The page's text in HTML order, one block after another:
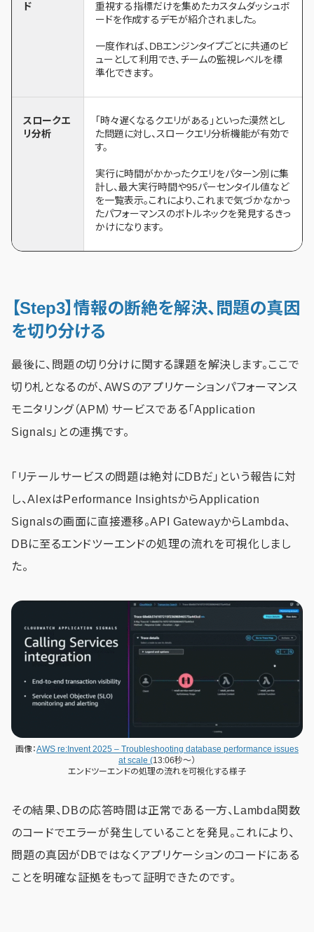
ド
重視する指標だけを集めたカスタムダッシュボ
ードを作成するデモが紹介されました。
一度作れば、DBエンジンタイプごとに共通のビ
ューとして利用でき、チームの監視レベルを標
準化できます。
スロークエ
リ分析
「時々遅くなるクエリがある」といった漠然とし
た問題に対し、スロークエリ分析機能が有効で
す。
実行に時間がかかったクエリをパターン別に集
計し、最大実行時間や95パーセンタイル値など
を一覧表示。これにより、これまで気づかなかっ
たパフォーマンスのボトルネックを発見するきっ
かけになります。
【Step3】情報の断絶を解決、問題の真因
を切り分ける
最後に、問題の切り分けに関する課題を解決します。ここで
切り札となるのが、AWSのアプリケーションパフォーマンス
モニタリング（APM）サービスである「Application
Signals」との連携です。
「リテールサービスの問題は絶対にDBだ」という報告に対
し、AlexはPerformance InsightsからApplication
Signalsの画面に直接遷移。API GatewayからLambda、
DBに至るエンドツーエンドの処理の流れを可視化しまし
た。
画像：AWS re:Invent 2025 – Troubleshooting database performance issues
at scale (13:06秒～）
エンドツーエンドの処理の流れを可視化する様子
その結果、DBの応答時間は正常である一方、Lambda関数
のコードでエラーが発生していることを発見。これにより、
問題の真因がDBではなくアプリケーションのコードにある
ことを明確な証拠をもって証明できたのです。